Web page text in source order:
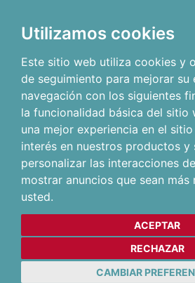
Utilizamos cookies
Este sitio web utiliza cookies y
de seguimiento para mejorar su
navegación con los siguientes
la funcionalidad básica del sitio
una mejor experiencia en el
interés en nuestros productos y
personalizar las interacciones
mostrar anuncios que sean más
usted.
ACEPTAR
RECHAZAR
CAMBIAR